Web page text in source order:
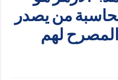
من يصدر
لهم